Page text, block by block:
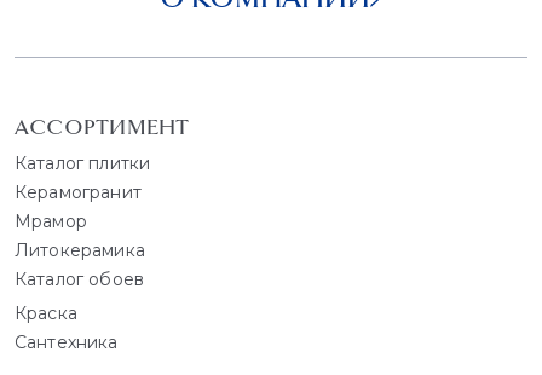
АССОРТИМЕНТ
Каталог плитки
Керамогранит
Мрамор
Литокерамика
Каталог обоев
Краска
Сантехника